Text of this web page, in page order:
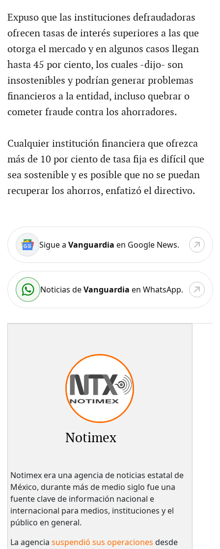
Expuso que las instituciones defraudadoras
ofrecen tasas de interés superiores a las que
otorga el mercado y en algunos casos llegan
hasta 45 por ciento, los cuales -dijo- son
insostenibles y podrían generar problemas
financieros a la entidad, incluso quebrar o
cometer fraude contra los ahorradores.
Cualquier institución financiera que ofrezca
más de 10 por ciento de tasa fija es difícil que
sea sostenible y es posible que no se puedan
recuperar los ahorros, enfatizó el directivo.
Sigue a Vanguardia en Google News.
Noticias deVanguardia en WhatsApp.
Notimex
Notimex era una agencia de noticias estatal de
México, durante más de medio siglo fue una
fuente clave de información nacional e
internacional para medios, instituciones y el
público en general.
La agencia suspendió sus operaciones desde